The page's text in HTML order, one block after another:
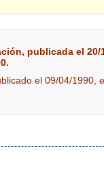
publicada el 20/
el 09/04/1990,